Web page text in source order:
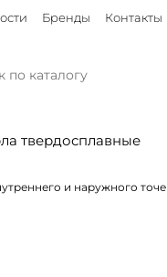
Бренды Контакты
твердосплавные
и наружного